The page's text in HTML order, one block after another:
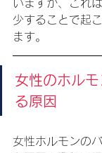
いますが、これ
少することで起
ます。
女性のホル
る原因
女性ホルモンの